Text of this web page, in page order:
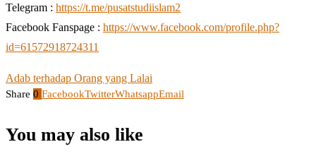
Telegram : https://t.me/pusatstudiislam2
Facebook Fanspage : https://www.facebook.com/profile.php?
id=61572918724311
Adab terhadap Orang yang Lalai
Share 0 FacebookTwitterWhatsappEmail
You may also like